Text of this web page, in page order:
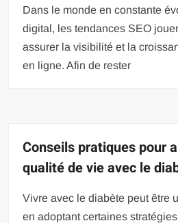
Dans le monde en constante
digital, les tendances SEO
assurer la visibilité et la
en ligne. Afin de rester
Conseils pratiques pour
qualité de vie avec le
Vivre avec le diabète peut être
en adoptant certaines